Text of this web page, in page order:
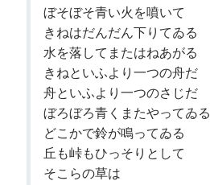
ぼそぼそ青い火を噴いて
きねはだんだん下りてゐる
水を落してまたはねあがる
きねといふより一つの舟だ
舟といふより一つのさじだ
ぼろぼろ青くまたやってゐる
どこかで鈴が鳴ってゐる
丘も峠もひっそりとして
そこらの草は